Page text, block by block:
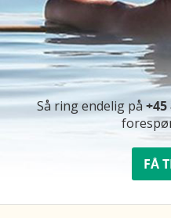
Så ring endelig på+45
FÅ